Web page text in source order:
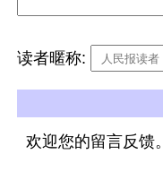
读者暱称:
欢迎您的留言反馈。